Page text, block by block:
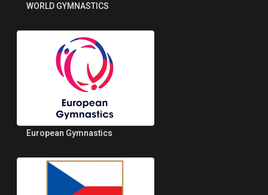
WORLD GYMNASTICS
European Gymnastics